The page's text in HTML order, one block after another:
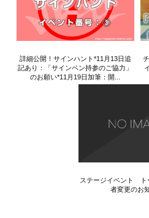
詳細公開！サインハント*11月13日追
記あり：「サインペン持参のご協力」
のお願い*11月19日加筆：開...
ステージイベント ト
者変更のお